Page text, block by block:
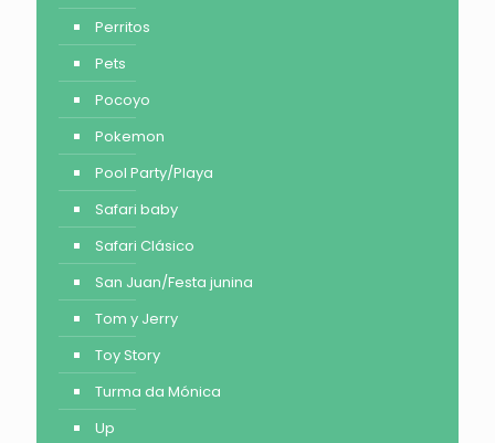
Perritos
Pets
Pocoyo
Pokemon
Pool Party/Playa
Safari baby
Safari Clásico
San Juan/Festa junina
Tom y Jerry
Toy Story
Turma da Mónica
Up